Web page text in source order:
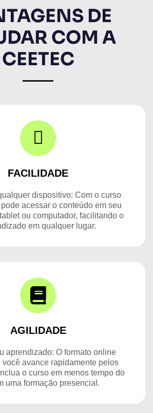
DE
COM A
CEETEC
FACILIDADE
dispositivo: Com o curso
acessar o conteúdo em seu
ou computador, facilitando o
em qualquer lugar.
AGILIDADE
aprendizado: O formato online
você avance rapidamente pelos
o curso em menos tempo do
uma formação presencial.